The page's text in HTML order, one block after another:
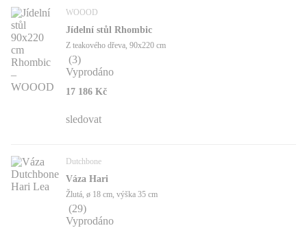
WOOOD
Jídelní stůl Rhombic
Z teakového dřeva, 90x220 cm
(3)
Vyprodáno
17 186 Kč
sledovat
Dutchbone
Váza Hari
Žlutá, ø 18 cm, výška 35 cm
(29)
Vyprodáno